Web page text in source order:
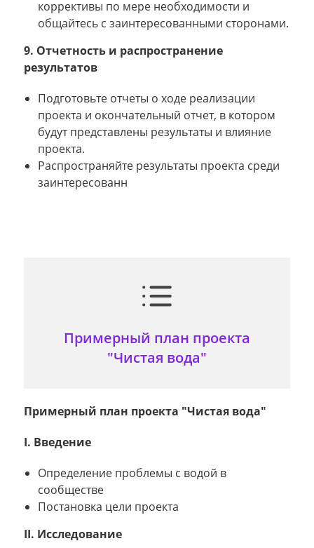
коррективы по мере необходимости и
общайтесь с заинтересованными сторонами.
9. Отчетность и распространение
результатов
Подготовьте отчеты о ходе реализации
проекта и окончательный отчет, в котором
будут представлены результаты и влияние
проекта.
Распространяйте результаты проекта среди
заинтересованн
Примерный план проекта
"Чистая вода"
Примерный план проекта "Чистая вода"
I. Введение
Определение проблемы с водой в
сообществе
Постановка цели проекта
II. Исследование